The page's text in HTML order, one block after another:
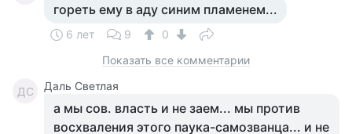
гореть ему в аду синим пламенем...
6 лет 9
0
Показать все комментарии
ДС Даль Светлая
а мы сов. власть и не заем... мы против
восхваления этого паука-самозванца... и не